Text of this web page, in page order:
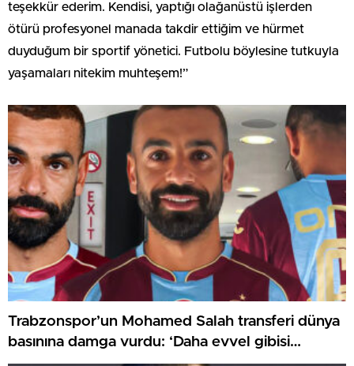
teşekkür ederim. Kendisi, yaptığı olağanüstü işlerden
ötürü profesyonel manada takdir ettiğim ve hürmet
duyduğum bir sportif yönetici. Futbolu böylesine tutkuyla
yaşamaları nitekim muhteşem!”
Trabzonspor’un Mohamed Salah transferi dünya
basınına damga vurdu: ‘Daha evvel gibisi
görülmemiş bir karşılama!’